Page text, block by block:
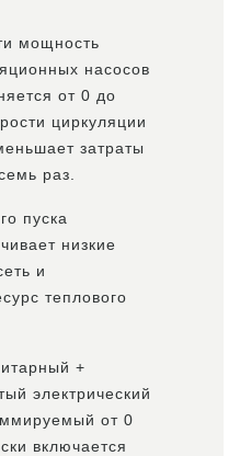
мощность
насосов
от 0 до
циркуляции
затраты
раз.
пуска
низкие
и
теплового
+
электрический
от 0
включается